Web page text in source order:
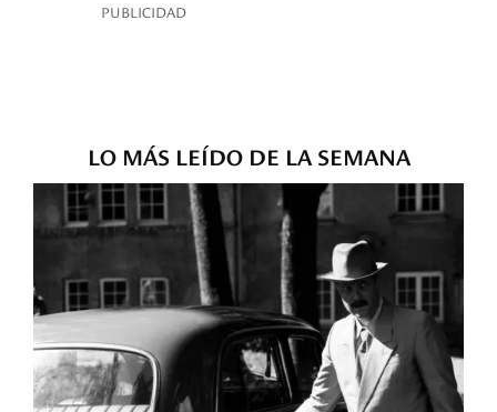
PUBLICIDAD
LO MÁS LEÍDO DE LA SEMANA